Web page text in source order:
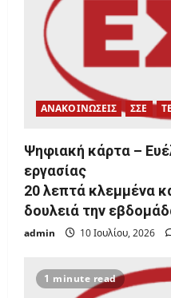
ΑΝΑΚΟΙΝΩΣΕΙΣ ΣΣΕ
Ψηφιακή κάρτα –
εργασίας
20 λεπτά κλεμμένα
δουλειά την
admin 10 Ιουλίου, 2026
1 minute read